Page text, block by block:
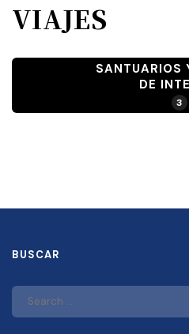
VIAJES
SANTUARIOS
DE
3
BUSCAR